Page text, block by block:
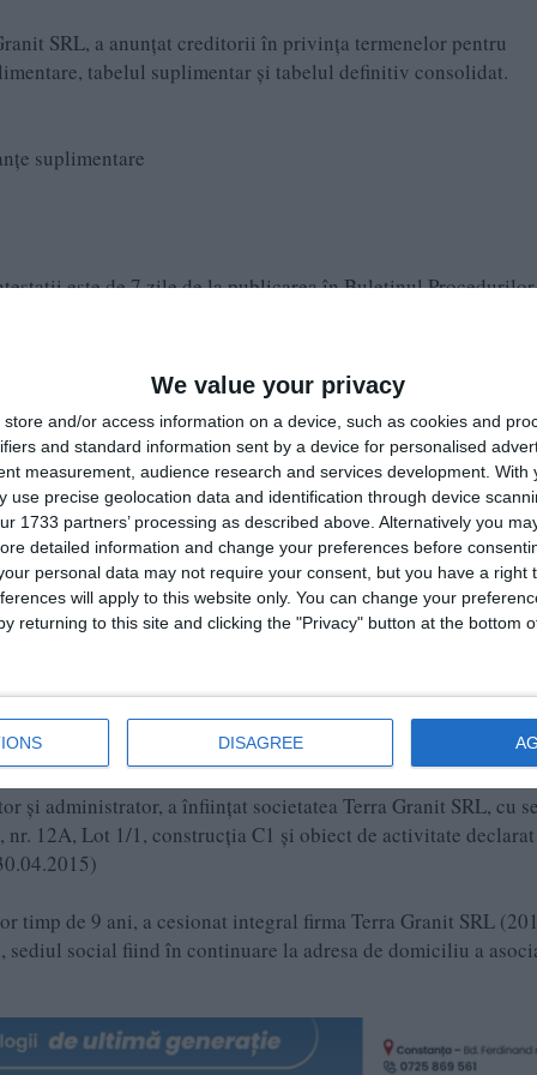
We value your privacy
store and/or access information on a device, such as cookies and
and standard information sent by a device for personalised
measurement, audience research and services development. With
use precise geolocation data and identification through device
1733 partners’ processing as described above. Alternatively you
detailed information and change your preferences before
personal data may not require your consent, but you have a right
will apply to this website only. You can change your
returning to this site and clicking the "Privacy" button at the bottom
DISAGREE
SRL, a anunțat creditorii în privința termenelor pentru
tabelul suplimentar și tabelul definitiv consolidat.
suplimentare
este de 7 zile de la publicarea în Buletinul
ședinței din 2 iunie 2026:
În temeiul art. 143 alin. 1 rap. art. 145 alin. 1 lit. A
falimentului debitoarei TERRA GRANIT SRL. În temeiul
judiciar provizoriu AMG CONSULT SRL
09.06.2026, după ce a intrat în insolvență, Terra Granit
celelelalte subiecte îndreptăţite nu a propus un plan de
85/2014, astfel administratorul judiciar a menţionat în
debitoarei în faliment.
și administrator, a înființat societatea Terra Granit SRL, cu
12A, Lot 1/1, construcția C1 și obiect de activitate declarat
timp de 9 ani, a cesionat integral firma Terra Granit SRL
social fiind în continuare la adresa de domiciliu a